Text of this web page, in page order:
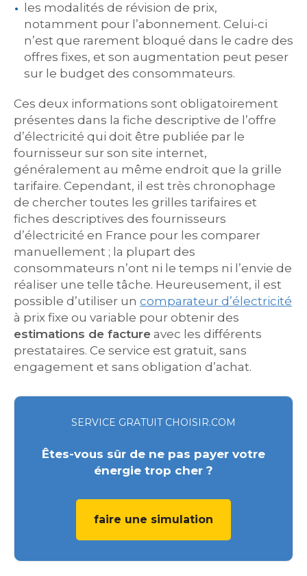
les modalités de révision de prix,
notamment pour l’abonnement. Celui-ci
n’est que rarement bloqué dans le cadre des
offres fixes, et son augmentation peut peser
sur le budget des consommateurs.
Ces deux informations sont obligatoirement
présentes dans la fiche descriptive de l’offre
d’électricité qui doit être publiée par le
fournisseur sur son site internet,
généralement au même endroit que la grille
tarifaire. Cependant, il est très chronophage
de chercher toutes les grilles tarifaires et
fiches descriptives des fournisseurs
d’électricité en France pour les comparer
manuellement ; la plupart des
consommateurs n’ont ni le temps ni l’envie de
réaliser une telle tâche. Heureusement, il est
possible d’utiliser un comparateur d’électricité
à prix fixe ou variable pour obtenir des
estimations de facture avec les différents
prestataires. Ce service est gratuit, sans
engagement et sans obligation d’achat.
SERVICE GRATUIT CHOISIR.COM
Êtes-vous sûr de ne pas payer votre
énergie trop cher ?
faire une simulation